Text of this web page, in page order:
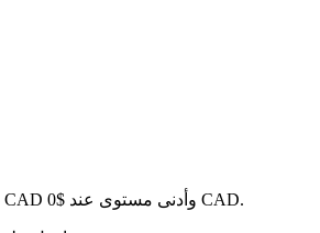
في آخر 24 ساعة، تقلب السعر بنسبة 0.55%، حيث وصل إلى أعلى مستوى عند $0 CAD وأدنى مستوى عند $0 CAD.